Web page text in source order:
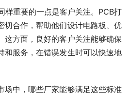
样重要的一点是客户关注。PCB打
切合作，帮助他们设计电路板、优
这方面，良好的客户关注能够确保
和服务，在错误发生时可以快速地
场中，哪些厂家能够满足这些标准